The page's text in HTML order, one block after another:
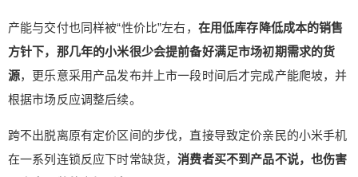
产能与交付也同样被“性价比”左右， 在用低库存降低成本的销售
方针下，那几年的小米很少会提前备好满足市场初期需求的货
源，更乐意采用产品发布并上市一段时间后才完成产能爬坡，并
根据市场反应调整后续。
跨不出脱离原有定价区间的步伐，直接导致定价亲民的小米手机
在一系列连锁反应下时常缺货，消费者买不到产品不说，也伤害
代比肩。MIX3更是在滑盖手机中“泯然众人”，找不
到MIX横空出世时的神气。 在小米6这个拥有大量
“钉子户”用户的产品上，小米曾尝试打破1999元的
定价束缚，用释放出来的成本空间去做规格和体验
更高的产品。市场的反馈很直接，小米6获得了应有
策略，小米8工业设计难说出彩，还有了小米8 S
E、小米8青春版这些直接下探到千元价位的产品。